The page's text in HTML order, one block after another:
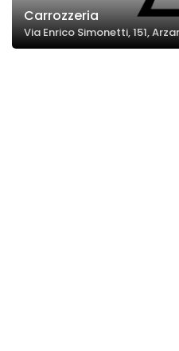
Carrozzeria
Via Enrico Simonetti, 151,